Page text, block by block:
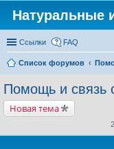
Натуральные
Ссылки FAQ
Список форумов
Помощь и связь
Новая тема